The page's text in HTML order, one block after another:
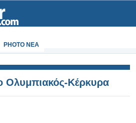
PHOTO NEA
Ολυμπιακός-Κέρκυρα